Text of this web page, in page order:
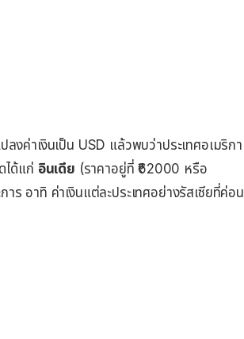
งค่าเงินเป็น USD แล้วพบว่าประเทศอเมริกา
ได้แก่ อินเดีย (ราคาอยู่ที่ ₹62000 หรือ
อาทิ ค่าเงินแต่ละประเทศอย่างรัสเซียที่ค่อน